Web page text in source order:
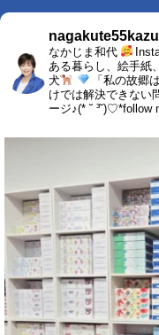
nagakute55kazu
なかじま和代
ある暮らし、絵手紙
犬
「私の故郷
けでは解決できない
ージ♪(* ˘ ³˘)♡*follow